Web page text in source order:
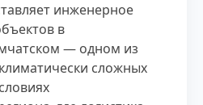
инженерное
в
— одном из
сложных